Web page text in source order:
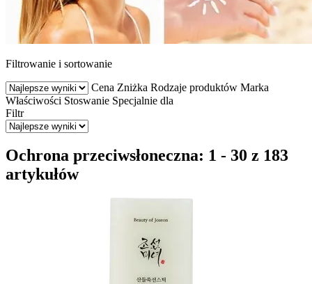
Filtrowanie i sortowanie
Cena Zniżka Rodzaje produktów Marka
Właściwości Stoswanie Specjalnie dla
Filtr
Ochrona przeciwsłoneczna: 1 - 30 z 183
artykułów